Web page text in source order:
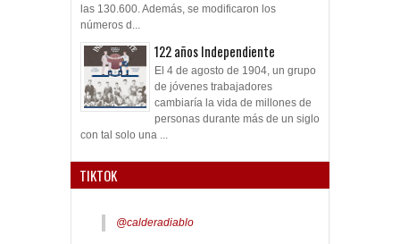
las 130.600. Además, se modificaron los
números d...
122 años Independiente
El 4 de agosto de 1904, un grupo
de jóvenes trabajadores
cambiaría la vida de millones de
personas durante más de un siglo
con tal solo una ...
TIKTOK
@calderadiablo